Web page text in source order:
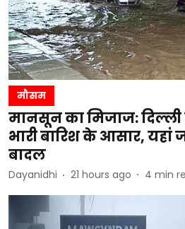
मौसम
मानसून का मिजाज:
भारी बारिश के आसार,
बादल
Dayanidhi 21 hours ago 4 min